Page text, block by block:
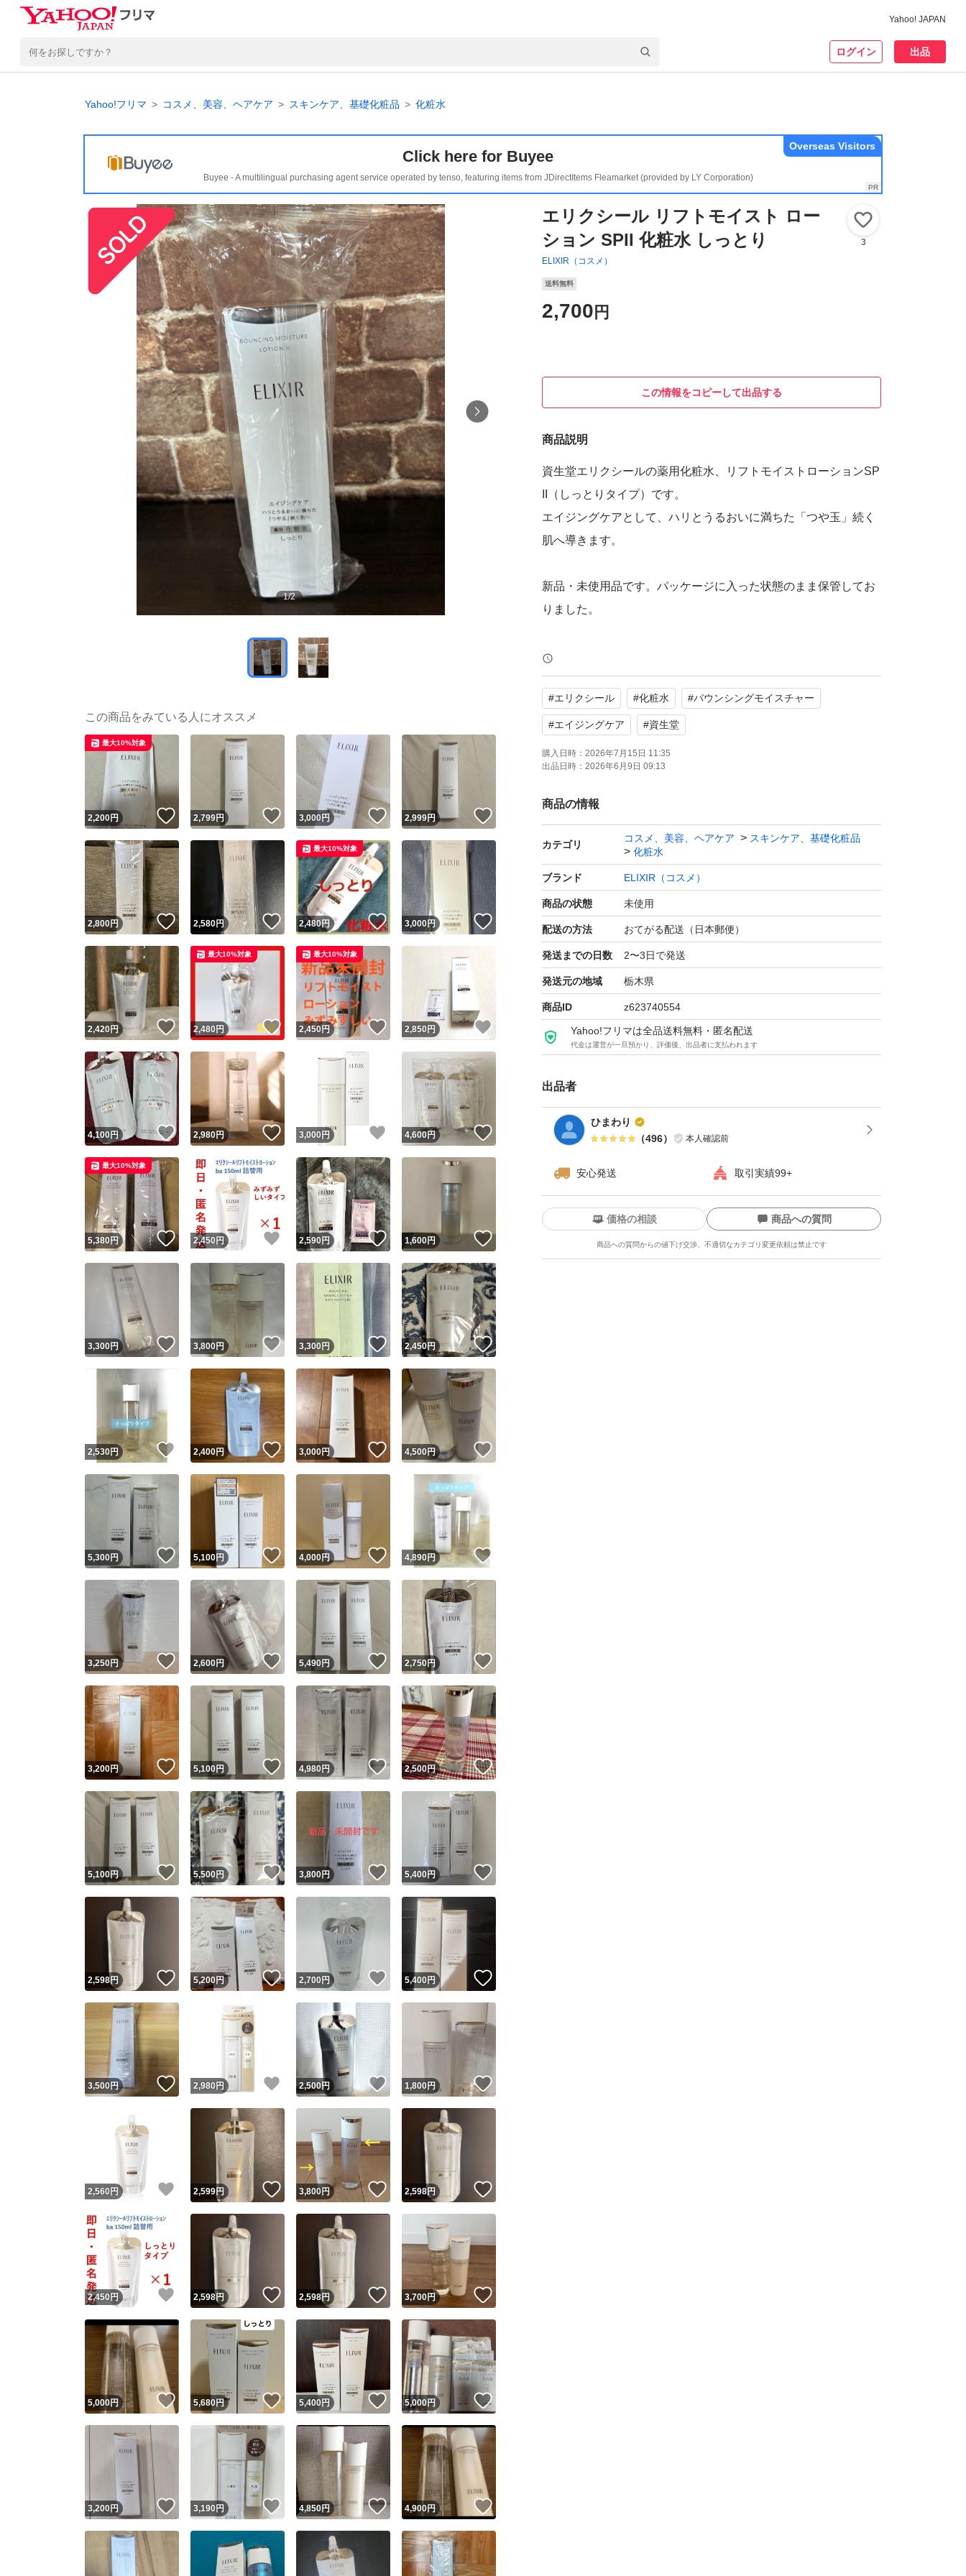
Yahoo! JAPAN
ログイン 出品
Yahoo!フリマ コスメ、美容、ヘアケア スキンケア、基礎化粧品 化粧水
Click here for Buyee
Buyee - A multilingual purchasing agent service operated by tenso, featuring items from JDirectItems Fleamarket (provided by LY Corporation)
Overseas Visitors
1/2
エリクシール リフトモイスト ロー
ション SPII 化粧水 しっとり
ELIXIR（コスメ）
3
送料無料
2,700 円
この情報をコピーして出品する
商品説明
資生堂エリクシールの薬用化粧水、リフトモイストローションSP
II（しっとりタイプ）です。
エイジングケアとして、ハリとうるおいに満ちた「つや玉」続く
肌へ導きます。
新品・未使用品です。パッケージに入った状態のまま保管してお
りました。
【ブランド】ELIXIR（エリクシール）
【商品名】リフトモイストローションローションSP II
【タイプ】しっとり
【状態】未使用
よろしくお願いいたします。
#エリクシール #化粧水 #バウンシングモイスチャー
#エイジングケア #資生堂
購入日時： 2026年7月15日 11:35
出品日時： 2026年6月9日 09:13
商品の情報
カテゴリ
コスメ、美容、ヘアケア
スキンケア、基礎化粧品
化粧水
ブランド ELIXIR（コスメ）
商品の状態 未使用
配送の方法 おてがる配送（日本郵便）
発送までの日数 2〜3日で発送
発送元の地域 栃木県
商品ID z623740554
Yahoo!フリマは全品送料無料・匿名配送
代金は運営が一旦預かり、評価後、出品者に支払われます
出品者
ひまわり
（496） 本人確認前
安心発送 取引実績99+
ユーザーの実績について
Yahoo!フリマが定めた一定の基準を満たしたユーザーにバッジを付与しています
安心取引出品者
安心取引出品者 Yahoo!フリマの基準をクリアした安心・安全なユーザーです
取引実績
取引実績◯+ このユーザーはYahoo!フリマの取引を完了させた実績があります
他フリマ実績◯+ このユーザーは他フリマサービスでの取引実績があります
スピード&安心発送
※このバッジは実績に基づく表示であり、発送を保証しているものではありません
スピード＆安心発送
このユーザーは高頻度で24時間以内＆設定した発送日数内に発送してい
ます
スピード発送 このユーザーは高頻度で24時間以内に発送しています
安心発送 このユーザーは設定した発送日数内に発送しています
価格の相談 商品への質問
商品への質問からの値下げ交渉、不適切なカテゴリ変更依頼は禁止です
この商品の情報をコピーします
商品画像の無断転載は禁止されています
コピーは1商品につき1回です
出品ページへ
キャンセル
この商品をみている人にオススメ
2,200円 いいね！
最大10%対象
2,799円 いいね！
3,000円 いいね！
2,999円
2,800円 いいね！
2,580円 いいね！
2,480円 いいね！
最大10%対象
3,000円 いいね！
2,420円 いいね！
2,480円 いいね！
最大10%対象
2,450円 いいね！
最大10%対象
2,850 円
4,100円 いいね！
2,980円 いいね！
3,000 円 いいね！
4,600円
5,380円 いいね！
最大10%対象
2,450 円 いいね！
2,590円 いいね！
1,600円 いいね！
3,300円 いいね！
3,800円 いいね！
3,300円 いいね！
2,450円 いいね！
2,530円 いいね！
2,400円 いいね！
3,000円 いいね！
4,500円
5,300円 いいね！
5,100円 いいね！
4,000円 いいね！
4,890円
3,250円 いいね！
2,600円 いいね！
5,490円 いいね！
2,750円
3,200円 いいね！
5,100円 いいね！
4,980円 いいね！
2,500円 いいね！
5,100円 いいね！
5,500円 いいね！
3,800円 いいね！
5,400円
2,598円 いいね！
5,200円 いいね！
2,700円 いいね！
5,400円
3,500円 いいね！
2,980 円 いいね！
2,500円 いいね！
1,800円
2,560 円 いいね！
2,599円 いいね！
3,800円 いいね！
2,598円
2,450 円 いいね！
2,598円 いいね！
2,598円 いいね！
3,700円
5,000円 いいね！
5,680円 いいね！
5,400円 いいね！
5,000円
3,200円 いいね！
3,190円 いいね！
4,850円 いいね！
4,900円